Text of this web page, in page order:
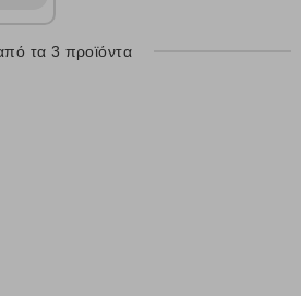
τα 3 προϊόντα
Απόρριψη όλων